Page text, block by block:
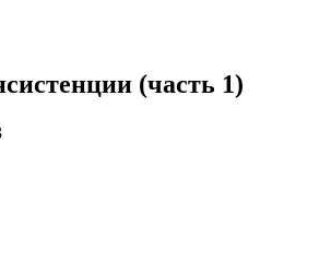
(часть 1)